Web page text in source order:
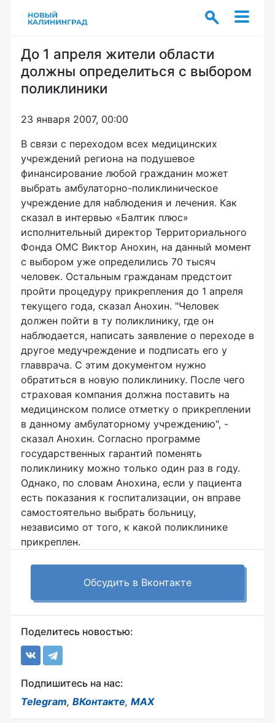
До 1 апреля жители области
должны определиться с выбором
поликлиники
23 января 2007, 00:00
В связи с переходом всех медицинских
учреждений региона на подушевое
финансирование любой гражданин может
выбрать амбулаторно-поликлиническое
учреждение для наблюдения и лечения. Как
сказал в интервью «Балтик плюс»
исполнительный директор Территориального
Фонда ОМС Виктор Анохин, на данный момент
с выбором уже определились 70 тысяч
человек. Остальным гражданам предстоит
пройти процедуру прикрепления до 1 апреля
текущего года, сказал Анохин. "Человек
должен пойти в ту поликлинику, где он
наблюдается, написать заявление о переходе в
другое медучреждение и подписать его у
главврача. С этим документом нужно
обратиться в новую поликлинику. После чего
страховая компания должна поставить на
медицинском полисе отметку о прикреплении
в данному амбулаторному учреждению", -
сказал Анохин. Согласно программе
государственных гарантий поменять
поликлинику можно только один раз в году.
Однако, по словам Анохина, если у пациента
есть показания к госпитализации, он вправе
самостоятельно выбрать больницу,
независимо от того, к какой поликлинике
прикреплен.
Обсудить в Вконтакте
Поделитесь новостью:
Подпишитесь на нас:
Telegram, ВКонтакте, MAX